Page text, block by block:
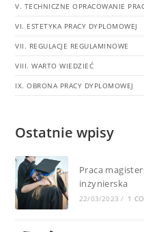
V. TECHNICZNE OPRACOWANIE
VI. ESTETYKA PRACY DYPLOMOWEJ
VII. REGULACJE REGULAMINOWE
VIII. WARTO WIEDZIEĆ
IX. OBRONA PRACY DYPLOMOWEJ
Ostatnie wpisy
Praca
inżynierska
22/03/2023 / 1